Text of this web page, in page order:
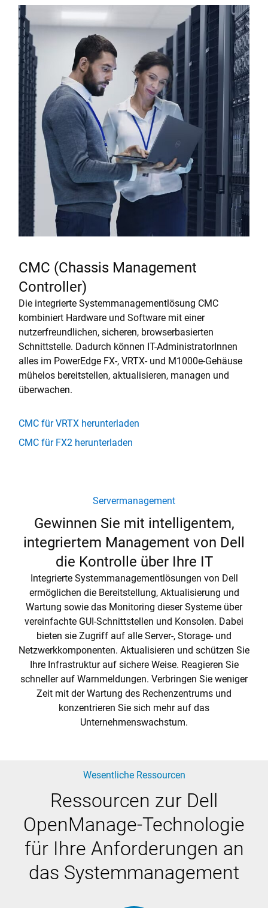
CMC (Chassis Management
Controller)
Die integrierte Systemmanagementlösung CMC
kombiniert Hardware und Software mit einer
nutzerfreundlichen, sicheren, browserbasierten
Schnittstelle. Dadurch können IT-AdministratorInnen
alles im PowerEdge FX-, VRTX- und M1000e-Gehäuse
mühelos bereitstellen, aktualisieren, managen und
überwachen.
CMC für VRTX herunterladen
CMC für FX2 herunterladen
Servermanagement
Gewinnen Sie mit intelligentem,
integriertem Management von Dell
die Kontrolle über Ihre IT
Integrierte Systemmanagementlösungen von Dell
ermöglichen die Bereitstellung, Aktualisierung und
Wartung sowie das Monitoring dieser Systeme über
vereinfachte GUI-Schnittstellen und Konsolen. Dabei
bieten sie Zugriff auf alle Server-, Storage- und
Netzwerkkomponenten. Aktualisieren und schützen Sie
Ihre Infrastruktur auf sichere Weise. Reagieren Sie
schneller auf Warnmeldungen. Verbringen Sie weniger
Zeit mit der Wartung des Rechenzentrums und
konzentrieren Sie sich mehr auf das
Unternehmenswachstum.
Wesentliche Ressourcen
Ressourcen zur Dell
OpenManage-Technologie
für Ihre Anforderungen an
das Systemmanagement